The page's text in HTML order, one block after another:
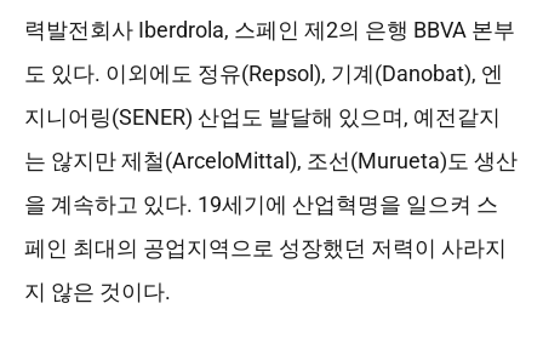
력발전회사 Iberdrola, 스페인 제2의 은행 BBVA 본부
도 있다. 이외에도 정유(Repsol), 기계(Danobat), 엔
지니어링(SENER) 산업도 발달해 있으며, 예전같지
는 않지만 제철(ArceloMittal), 조선(Murueta)도 생산
을 계속하고 있다. 19세기에 산업혁명을 일으켜 스
페인 최대의 공업지역으로 성장했던 저력이 사라지
지 않은 것이다.